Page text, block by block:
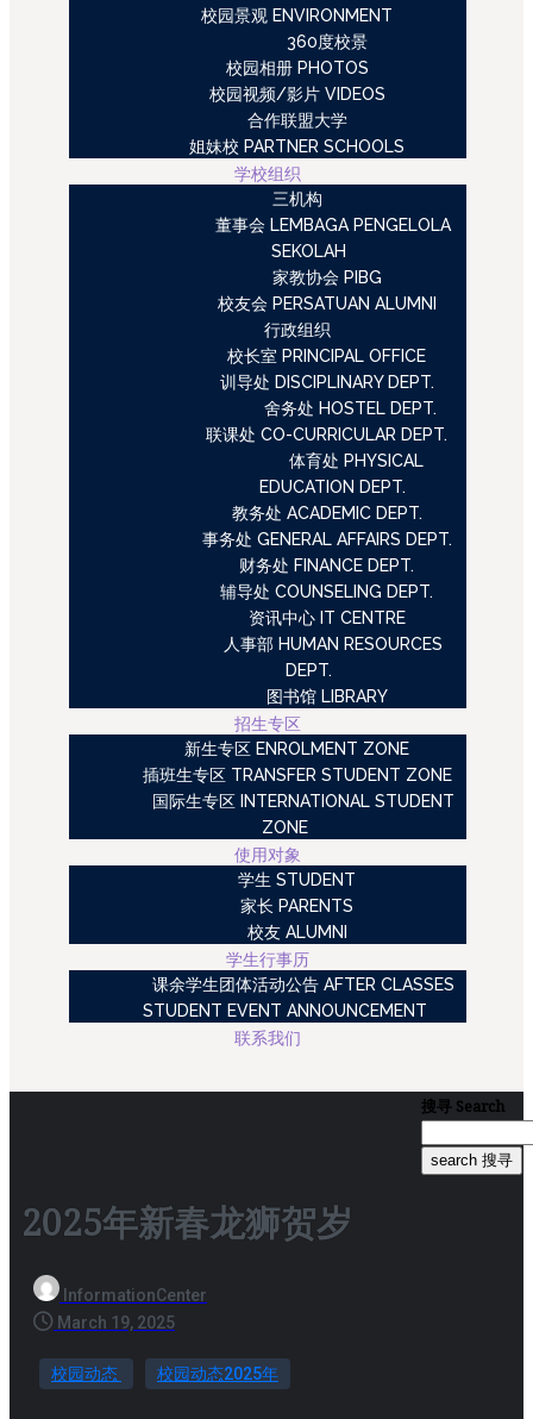
校园景观 ENVIRONMENT
360度校景
校园相册 PHOTOS
校园视频/影片 VIDEOS
合作联盟大学
姐妹校 PARTNER SCHOOLS
学校组织
三机构
董事会 LEMBAGA PENGELOLA
SEKOLAH
家教协会 PIBG
校友会 PERSATUAN ALUMNI
行政组织
校长室 PRINCIPAL OFFICE
训导处 DISCIPLINARY DEPT.
舍务处 HOSTEL DEPT.
联课处 CO-CURRICULAR DEPT.
体育处 PHYSICAL
EDUCATION DEPT.
教务处 ACADEMIC DEPT.
事务处 GENERAL AFFAIRS DEPT.
财务处 FINANCE DEPT.
辅导处 COUNSELING DEPT.
资讯中心 IT CENTRE
人事部 HUMAN RESOURCES
DEPT.
图书馆 LIBRARY
招生专区
新生专区 ENROLMENT ZONE
插班生专区 TRANSFER STUDENT ZONE
国际生专区 INTERNATIONAL STUDENT
ZONE
使用对象
学生 STUDENT
家长 PARENTS
校友 ALUMNI
学生行事历
课余学生团体活动公告 AFTER CLASSES
STUDENT EVENT ANNOUNCEMENT
联系我们
2025年新春龙狮贺岁
InformationCenter
March 19, 2025
校园动态 校园动态2025年
搜寻 Search
search 搜寻